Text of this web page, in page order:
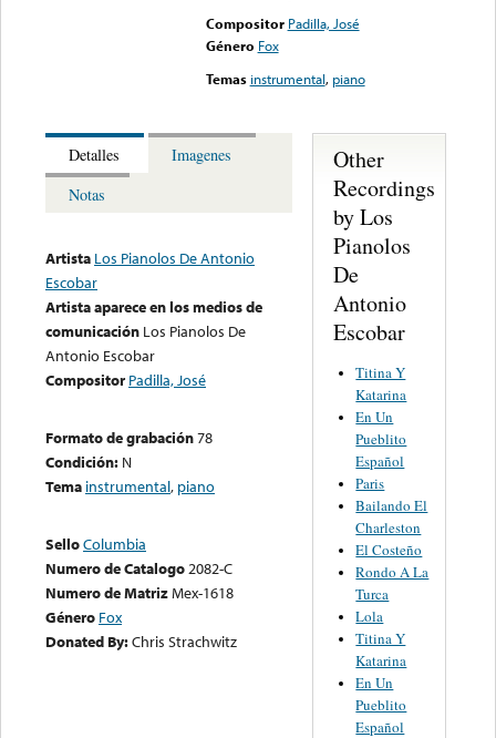
Compositor Padilla, José
Género Fox
Temas instrumental, piano
Detalles
Imagenes
Notas
Artista Los Pianolos De Antonio
Escobar
Artista aparece en los medios de
comunicación Los Pianolos De
Antonio Escobar
Compositor Padilla, José
Formato de grabación78
Condición: N
Tema instrumental, piano
SelloColumbia
Numero de Catalogo2082-C
Numero de MatrizMex-1618
Género Fox
Donated By:Chris Strachwitz
Other
Recordings
by Los
Pianolos
De
Antonio
Escobar
Titina Y
Katarina
En Un
Pueblito
Español
Paris
Bailando El
Charleston
El Costeño
Rondo A La
Turca
Lola
Titina Y
Katarina
En Un
Pueblito
Español